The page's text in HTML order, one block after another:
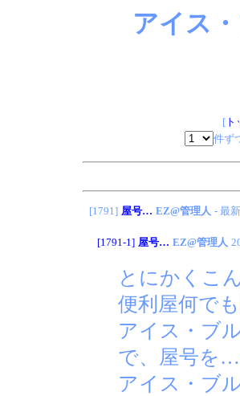
アイス
[ト
件ず
[1791] 屋号… EZ@管理人 - 最
[1791-1] 屋号… EZ@管理人
とにかくこ
便利屋何で
アイス・ブ
で、屋号を
アイス・ブ